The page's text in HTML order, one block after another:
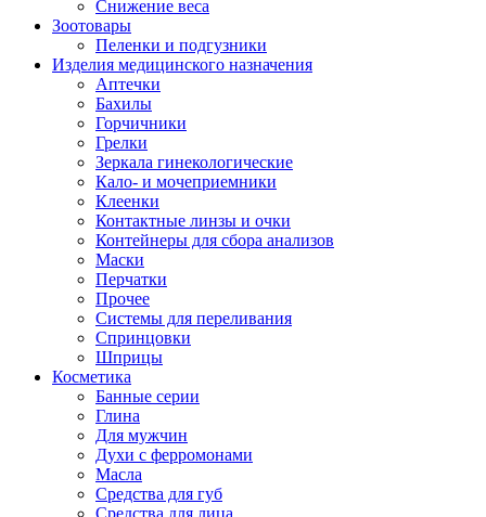
Снижение веса
Зоотовары
Пеленки и подгузники
Изделия медицинского назначения
Аптечки
Бахилы
Горчичники
Грелки
Зеркала гинекологические
Кало- и мочеприемники
Клеенки
Контактные линзы и очки
Контейнеры для сбора анализов
Маски
Перчатки
Прочее
Системы для переливания
Спринцовки
Шприцы
Косметика
Банные серии
Глина
Для мужчин
Духи с ферромонами
Масла
Средства для губ
Средства для лица